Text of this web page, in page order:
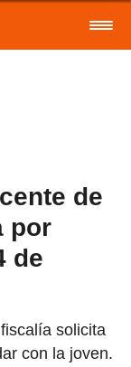
de
por
de
solicita
con la joven.